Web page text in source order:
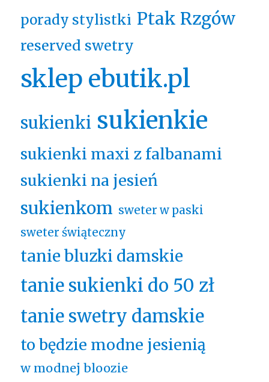
porady stylistki Ptak Rzgów
reserved swetry
sklep ebutik.pl
sukienki sukienkie
sukienki maxi z falbanami
sukienki na jesień
sukienkom sweter w paski
sweter świąteczny
tanie bluzki damskie
tanie sukienki do 50 zł
tanie swetry damskie
to będzie modne jesienią
w modnej bloozie